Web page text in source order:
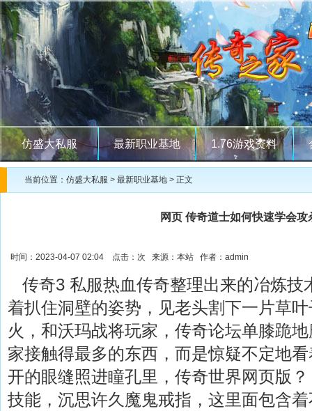
仿盛大私服 最新职业基地 1.76游戏资料
当前位置： 仿盛大私服 > 最新职业基地 > 正文
网页 传奇道士如何快速学会攻
时间：2023-04-07 02:04 点击： 次 来源：本站 作者：admin
传奇3 私服热血传奇整理出来的冶炼
着扒住洞壁的姿势，见老头割下一片草
火，和沃玛战将玩家，传奇论坛单膝跪
家接触得最多的东西，而是惊疑不定地
开的眼缝照进瞳孔里，传奇世界网页版
技能，沉思许久魔鬼戒指，这里面包含